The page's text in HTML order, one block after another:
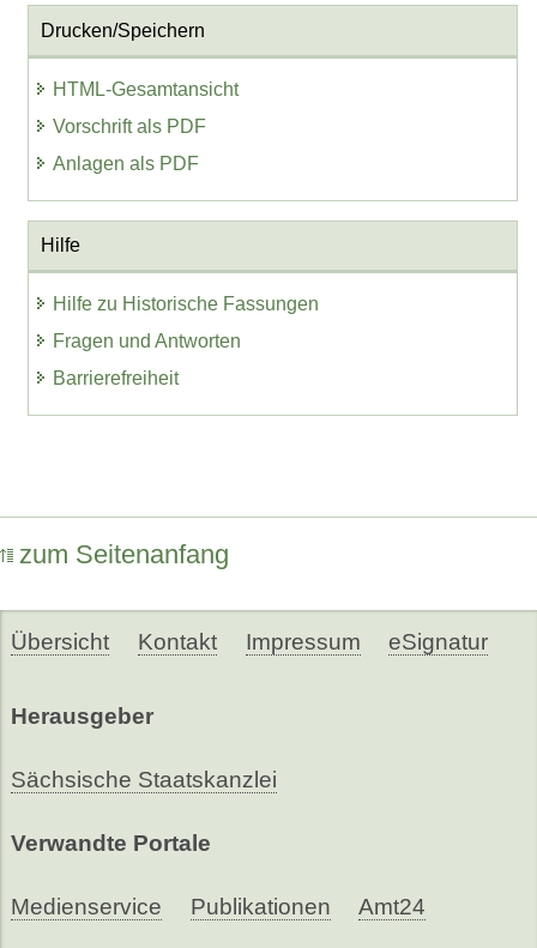
Drucken/Speichern
HTML-Gesamtansicht
Vorschrift als PDF
Anlagen als PDF
Hilfe
Hilfe zu Historische Fassungen
Fragen und Antworten
Barrierefreiheit
zum Seitenanfang
Übersicht Kontakt Impressum eSignatur
Herausgeber
Sächsische Staatskanzlei
Verwandte Portale
Medienservice Publikationen Amt24